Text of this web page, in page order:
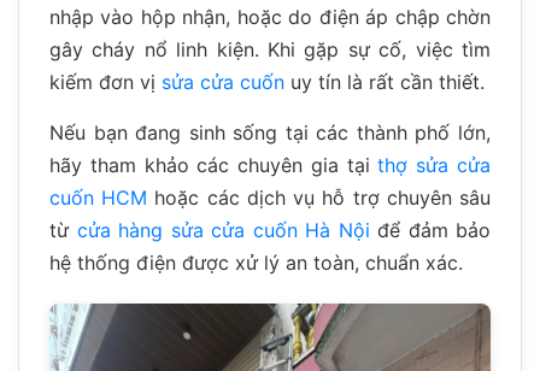
nhập vào hộp nhận, hoặc do điện áp chập chờn
gây cháy nổ linh kiện. Khi gặp sự cố, việc tìm
kiếm đơn vị sửa cửa cuốn uy tín là rất cần thiết.
Nếu bạn đang sinh sống tại các thành phố lớn,
hãy tham khảo các chuyên gia tạithợ sửa cửa
cuốn HCM hoặc các dịch vụ hỗ trợ chuyên sâu
từ cửa hàng sửa cửa cuốn Hà Nội để đảm bảo
hệ thống điện được xử lý an toàn, chuẩn xác.